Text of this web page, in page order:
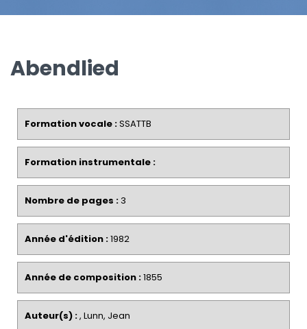
Abendlied
Formation vocale :SSATTB
Formation instrumentale :
Nombre de pages :3
Année d'édition :1982
Année de composition :1855
Auteur(s) :, Lunn, Jean